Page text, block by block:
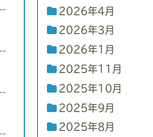
2026年4月
2026年3月
2026年1月
2025年11月
2025年10月
2025年9月
2025年8月